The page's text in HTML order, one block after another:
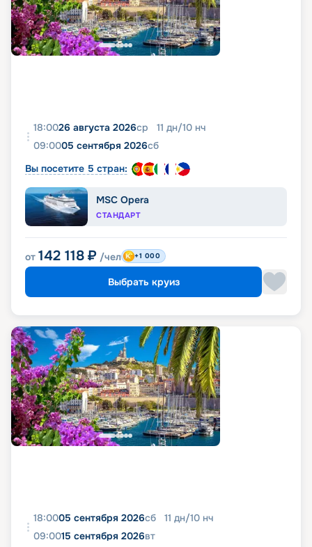
18:0026 августа 2026ср 11 дн/10 нч
09:0005 сентября 2026сб
Вы посетите 5 стран:
MSC Opera
СТАНДАРТ
от 142 118 ₽ /чел +1 000
Выбрать круиз
18:0005 сентября 2026сб 11 дн/10 нч
09:0015 сентября 2026вт